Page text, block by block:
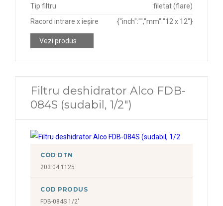
Tip filtru
filetat (flare)
Racord intrare x ieșire
{"inch":"","mm":"12 x 12"}
Vezi produs
Filtru deshidrator Alco FDB-
084S (sudabil, 1/2")
COD DTN
203.04.1125
COD PRODUS
FDB-084S 1/2"